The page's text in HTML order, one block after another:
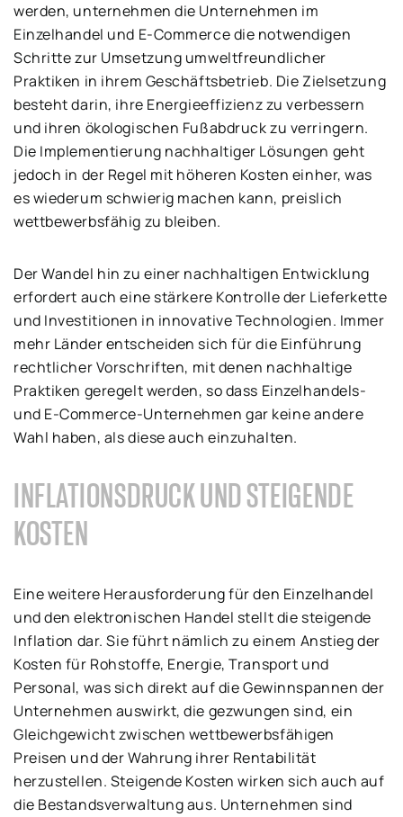
werden, unternehmen die Unternehmen im
Einzelhandel und E-Commerce die notwendigen
Schritte zur Umsetzung umweltfreundlicher
Praktiken in ihrem Geschäftsbetrieb. Die Zielsetzung
besteht darin, ihre Energieeffizienz zu verbessern
und ihren ökologischen Fußabdruck zu verringern.
Die Implementierung nachhaltiger Lösungen geht
jedoch in der Regel mit höheren Kosten einher, was
es wiederum schwierig machen kann, preislich
wettbewerbsfähig zu bleiben.
Der Wandel hin zu einer nachhaltigen Entwicklung
erfordert auch eine stärkere Kontrolle der Lieferkette
und Investitionen in innovative Technologien. Immer
mehr Länder entscheiden sich für die Einführung
rechtlicher Vorschriften, mit denen nachhaltige
Praktiken geregelt werden, so dass Einzelhandels-
und E-Commerce-Unternehmen gar keine andere
Wahl haben, als diese auch einzuhalten.
INFLATIONSDRUCK UND STEIGENDE
KOSTEN
Eine weitere Herausforderung für den Einzelhandel
und den elektronischen Handel stellt die steigende
Inflation dar. Sie führt nämlich zu einem Anstieg der
Kosten für Rohstoffe, Energie, Transport und
Personal, was sich direkt auf die Gewinnspannen der
Unternehmen auswirkt, die gezwungen sind, ein
Gleichgewicht zwischen wettbewerbsfähigen
Preisen und der Wahrung ihrer Rentabilität
herzustellen. Steigende Kosten wirken sich auch auf
die Bestandsverwaltung aus. Unternehmen sind